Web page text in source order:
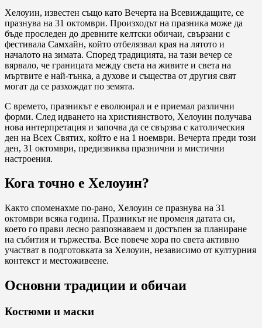
Хелоуин, известен също като Вечерта на Всевиждащите, се
празнува на 31 октомври. Произходът на празника може да
бъде проследен до древните келтски обичаи, свързани с
фестивала Самхайн, който отбелязвал края на лятото и
началото на зимата. Според традицията, на тази вечер се
вярвало, че границата между света на живите и света на
мъртвите е най-тънка, а духове и същества от другия свят
могат да се разхождат по земята.
С времето, празникът е еволюирал и е приемал различни
форми. След идването на християнството, Хелоуин получава
нова интерпретация и започва да се свързва с католическия
ден на Всех Святих, който е на 1 ноември. Вечерта преди този
ден, 31 октомври, предизвиква празнични и мистични
настроения.
Кога точно е Хелоуин?
Както споменахме по-рано, Хелоуин се празнува на 31
октомври всяка година. Празникът не променя датата си,
което го прави лесно разпознаваем и достъпен за планиране
на събития и тържества. Все повече хора по света активно
участват в подготовката за Хелоуин, независимо от културния
контекст и местоживеене.
Основни традиции и обичаи
Костюми и маски